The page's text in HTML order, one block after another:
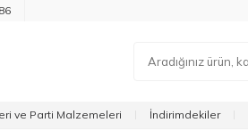
ve Parti Malzemeleri İndirimdekiler